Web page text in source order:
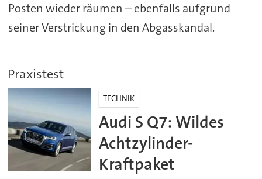
Posten wieder räumen – ebenfalls aufgrund
seiner Verstrickung in den Abgasskandal.
Praxistest
TECHNIK
Audi S Q7: Wildes
Achtzylinder-
Kraftpaket